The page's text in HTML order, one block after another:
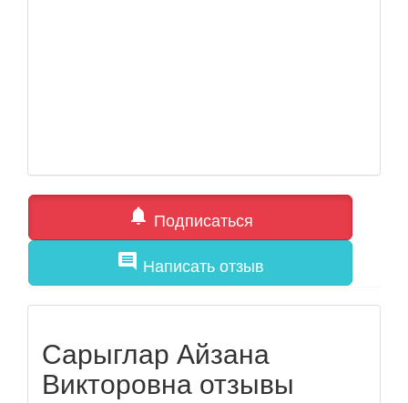
notifications Подписаться
comment Написать отзыв
Сарыглар Айзана
Викторовна отзывы